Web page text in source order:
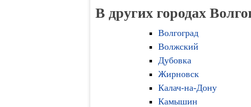
В других городах
Волгоград
Волжский
Дубовка
Жирновск
Калач-на-Дону
Камышин